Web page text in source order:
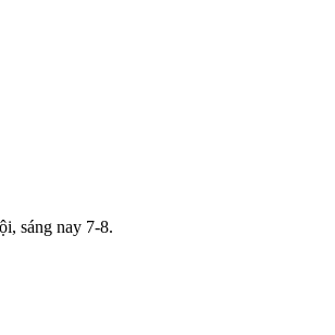
sáng nay 7-8.